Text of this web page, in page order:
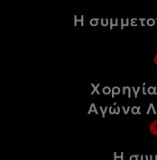
Η
Αγώνα